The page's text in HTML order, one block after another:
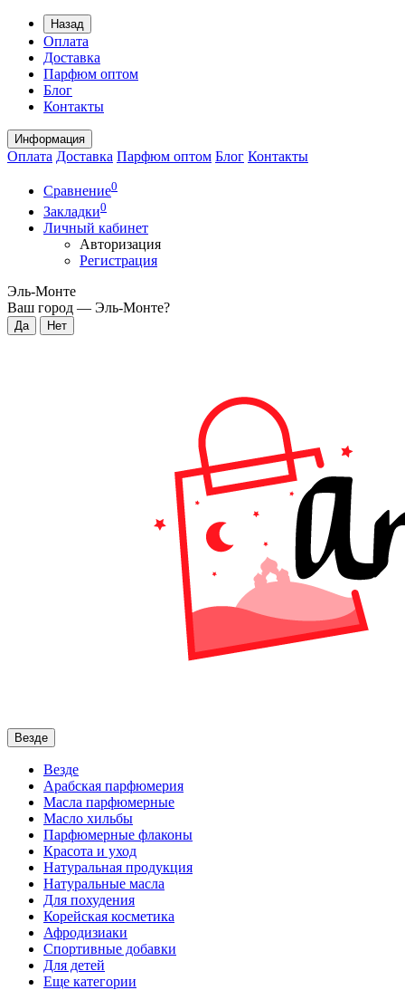
Назад
Оплата
Доставка
Парфюм оптом
Блог
Контакты
Информация
Оплата Доставка Парфюм оптом Блог Контакты
Сравнение0
Закладки0
Личный кабинет
Авторизация
Регистрация
Эль-Монте
Ваш город — Эль-Монте?
Везде
Везде
Арабская парфюмерия
Масла парфюмерные
Масло хильбы
Парфюмерные флаконы
Красота и уход
Натуральная продукция
Натуральные масла
Для похудения
Корейская косметика
Афродизиаки
Спортивные добавки
Для детей
Еще категории